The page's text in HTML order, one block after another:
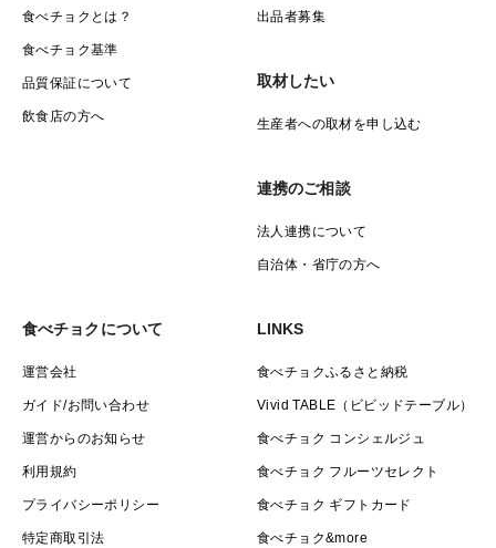
食べチョクとは？
食べチョク基準
品質保証について
飲食店の方へ
出品者募集
取材したい
生産者への取材を申し込む
連携のご相談
法人連携について
自治体・省庁の方へ
食べチョクについて
運営会社
ガイド/お問い合わせ
運営からのお知らせ
利用規約
プライバシーポリシー
特定商取引法
LINKS
食べチョクふるさと納税
Vivid TABLE（ビビッドテーブル）
食べチョク コンシェルジュ
食べチョク フルーツセレクト
食べチョク ギフトカード
食べチョク&more